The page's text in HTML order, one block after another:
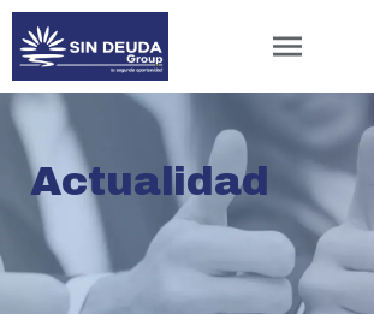
Actualidad